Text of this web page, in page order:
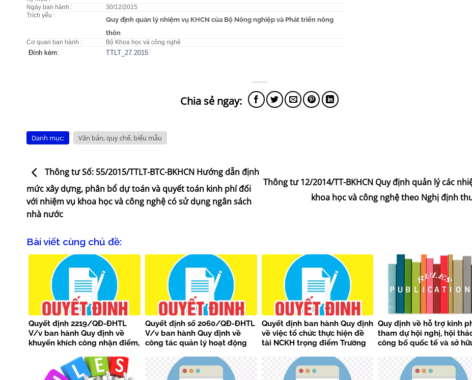
Ngày ban hành :
30/12/2015
Trích yếu :
Quy định quản lý nhiệm vụ KHCN của Bộ Nông nghiệp và Phát triển nông
thôn
Cơ quan ban hành : Bộ Khoa học và công nghệ
Đính kèm: TTLT_27.2015
Danh mục: Văn bản, quy chế, biểu mẫu
Thông tư Số: 55/2015/TTLT-BTC-BKHCN Hướng dẫn định
mức xây dựng, phân bổ dự toán và quyết toán kinh phí đối
với nhiệm vụ khoa học và công nghệ có sử dụng ngân sách
nhà nước
Thông tư 12/2014/TT-BKHCN Quy định quản lý các
khoa học và công nghệ theo Nghị định
Bài viết cùng chủ đề:
Quyết định 2219/QĐ-ĐHTL
V/v ban hành Quy định về
khuyến khích công nhận điểm,
sinh viên có thành tích trong
hoạt động NCKH
Quyết định số 2060/QĐ-ĐHTL
V/v ban hành Quy định về
công tác quản lý hoạt động
viên trong Trường Đại học
Thủy lợi
Quyết định ban hành Quy định
về việc tổ chức thực hiện đề
tài NCKH trọng điểm Trường
Quy định về hỗ trợ kinh
tham dự hội nghị, hội
công bố quốc tế và sở